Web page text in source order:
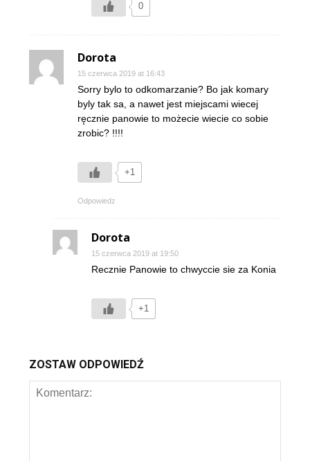
0
Dorota
15 czerwca 2019 at 16:43
Sorry bylo to odkomarzanie? Bo jak komary
byly tak sa, a nawet jest miejscami wiecej
ręcznie panowie to możecie wiecie co sobie
zrobic? !!!!
+1
Odpowiedz
Dorota
15 czerwca 2019 at 19:50
Recznie Panowie to chwyccie sie za Konia
+1
ZOSTAW ODPOWIEDŹ